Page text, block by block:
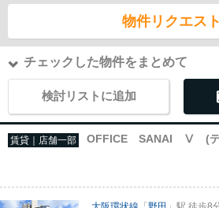
物件リクエスト
チェックした物件をまとめて
検討リストに追加
賃貸｜店舗一部 OFFICE SANAI Ⅴ (テ